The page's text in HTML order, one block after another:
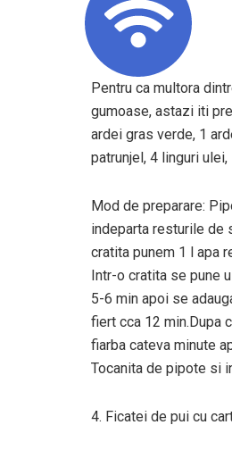
Pentru ca multora
gumoase, astazi iti
ardei gras verde, 1
patrunjel, 4 linguri
Mod de preparare:
indeparta resturile de
cratita punem 1 l apa
Intr-o cratita se pune
5-6 min apoi se
fiert cca 12 min.Dupa
fiarba cateva minute
Tocanita de pipote si
4. Ficatei de pui cu